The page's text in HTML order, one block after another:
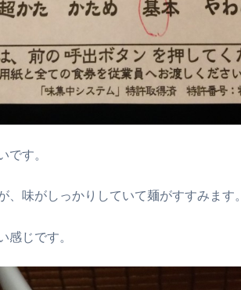
です。
、味がしっかりしていて麺がすすみます。
感じです。